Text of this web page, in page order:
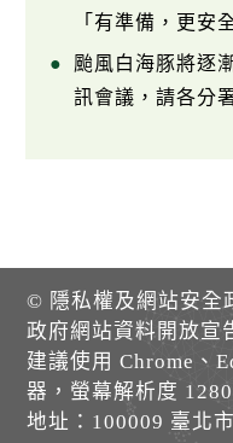
「有準備，更安
颱風白海豚將逐
訊會議，請各分
© 隱私權及網站安全
政府網站資料開放宣
建議使用 Chrome、
器，螢幕解析度
地址：100009 臺北